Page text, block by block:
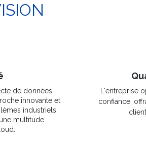
de données
innovante et
industriels
multitude
L'entreprise
confiance,